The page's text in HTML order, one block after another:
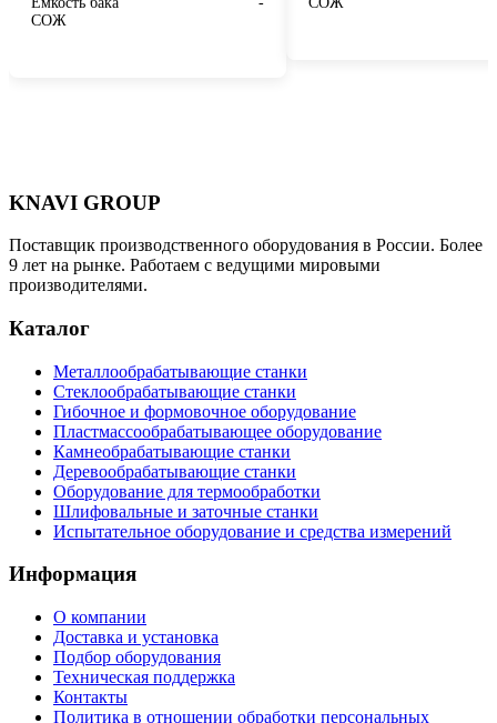
СОЖ
KNAVI GROUP
Поставщик производственного оборудования в России. Более
9 лет на рынке. Работаем с ведущими мировыми
производителями.
Каталог
Металлообрабатывающие станки
Стеклообрабатывающие станки
Гибочное и формовочное оборудование
Пластмассообрабатывающее оборудование
Камнеобрабатывающие станки
Деревообрабатывающие станки
Оборудование для термообработки
Шлифовальные и заточные станки
Испытательное оборудование и средства измерений
Информация
О компании
Доставка и установка
Подбор оборудования
Техническая поддержка
Контакты
Политика в отношении обработки персональных